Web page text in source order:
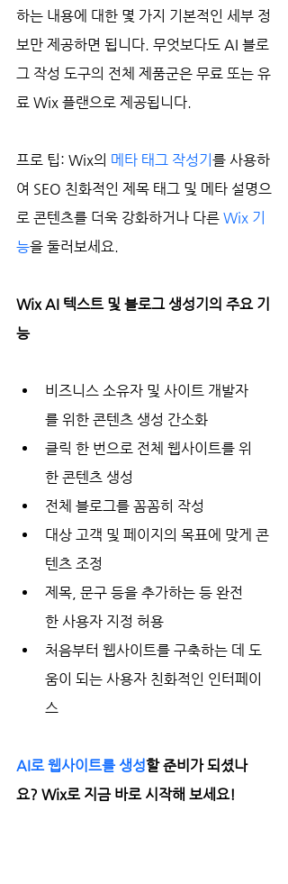
하는 내용에 대한 몇 가지 기본적인 세부 정
보만 제공하면 됩니다. 무엇보다도 AI 블로
그 작성 도구의 전체 제품군은 무료 또는 유
료 Wix 플랜으로 제공됩니다.
프로 팁: Wix의 메타 태그 작성기 를 사용하
여 SEO 친화적인 제목 태그 및 메타 설명으
로 콘텐츠를 더욱 강화하거나 다른 Wix 기
능을 둘러보세요.
Wix AI 텍스트 및 블로그 생성기의 주요 기
능
비즈니스 소유자 및 사이트 개발자
를 위한 콘텐츠 생성 간소화
클릭 한 번으로 전체 웹사이트를 위
한 콘텐츠 생성
전체 블로그를 꼼꼼히 작성
대상 고객 및 페이지의 목표에 맞게 콘
텐츠 조정
제목, 문구 등을 추가하는 등 완전
한 사용자 지정 허용
처음부터 웹사이트를 구축하는 데 도
움이 되는 사용자 친화적인 인터페이
스
AI로 웹사이트를 생성할 준비가 되셨나
요? Wix로 지금 바로 시작해 보세요!